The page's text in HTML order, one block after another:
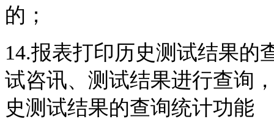
的；
14.报表打印历史测试结果的
试咨讯、测试结果进行查询
史测试结果的查询统计功能